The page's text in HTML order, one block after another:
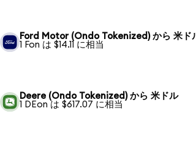
Ford Motor (Ondo Tokenized) から 米ド
1 Fon は $14.11 に相当
Deere (Ondo Tokenized) から 米ドル
1 DEon は $617.07 に相当